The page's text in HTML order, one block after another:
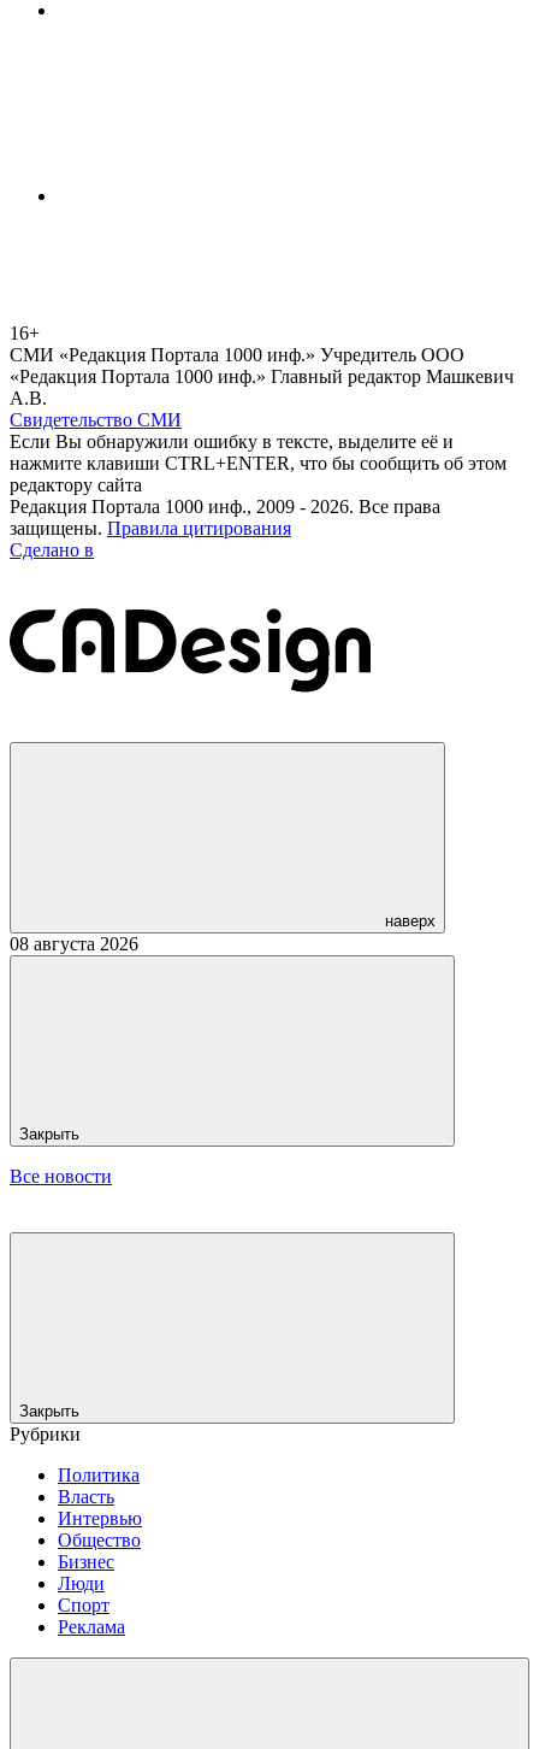
16+
СМИ «Редакция Портала 1000 инф.» Учредитель ООО
«Редакция Портала 1000 инф.» Главный редактор Машкевич
А.В.
Свидетельство СМИ
Если Вы обнаружили ошибку в тексте, выделите её и
нажмите клавиши CTRL+ENTER, что бы сообщить об этом
редактору сайта
Редакция Портала 1000 инф., 2009 - 2026. Все права
защищены. Правила цитирования
Сделано в
наверх
08 августа 2026
Закрыть
Все новости
Закрыть
Рубрики
Политика
Власть
Интервью
Общество
Бизнес
Люди
Спорт
Реклама